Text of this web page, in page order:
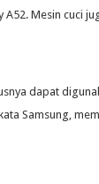
Mesin cuci
dapat
Samsung,